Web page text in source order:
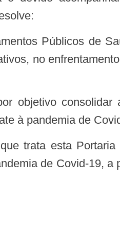
no
à pandemia de
trata esta
de Covid-19, a